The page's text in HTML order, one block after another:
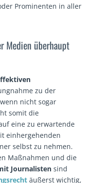
Prominenten in aller
Medien überhaupt
zu der
nicht sogar
somit die
eine zu erwartende
einhergehenden
selbst zu nehmen.
Maßnahmen und die
Journalisten sind
äußerst wichtig,